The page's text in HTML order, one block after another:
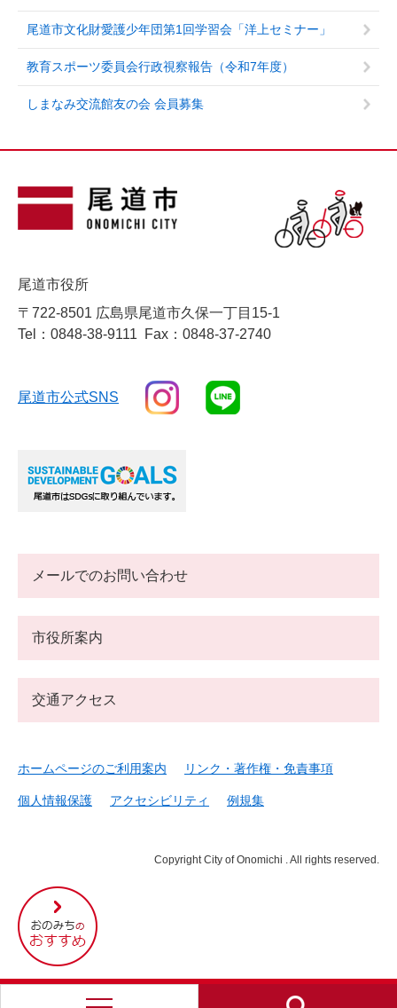
尾道市文化財愛護少年団第1回学習会「洋上セミナー」
教育スポーツ委員会行政視察報告（令和7年度）
しまなみ交流館友の会 会員募集
尾
道
市
の
す
尾道市役所
〒722-8501 広島県尾道市久保一丁目15-1
Tel：0848-38-9111 Fax：0848-37-2740
尾道市公式SNS
メールでのお問い合わせ
市役所案内
交通アクセス
ホームページのご利用案内 リンク・著作権・免責事項
個人情報保護 アクセシビリティ 例規集
Copyright City of Onomichi . All rights reserved.